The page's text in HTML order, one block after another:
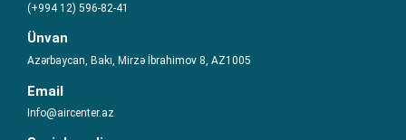
(+994 12) 596-82-41
Ünvan
Azərbaycan, Bakı, Mirzə İbrahimov 8, AZ1005
Email
Info@aircenter.az